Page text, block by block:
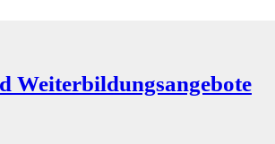
Weiterbildungsangebote